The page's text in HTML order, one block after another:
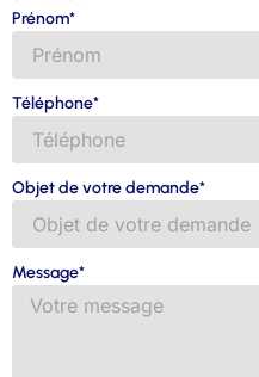
Prénom*
Téléphone*
Objet de votre demande*
Message*